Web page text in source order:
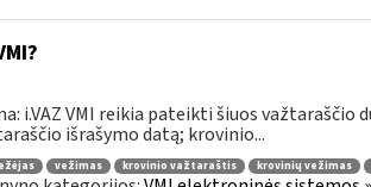
i.VAZ VMI reikia pateikti šiuos važtaraščio
išrašymo datą; krovinio...
vežimas krovinio važtaraštis krovinių vežimas